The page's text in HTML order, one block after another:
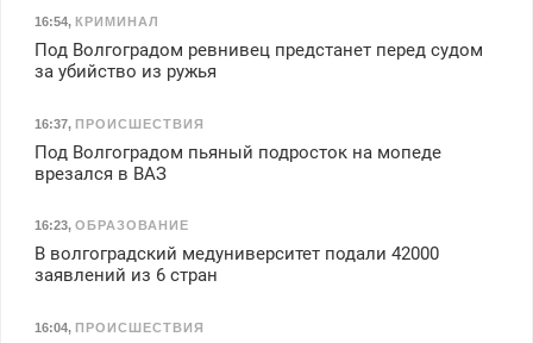
16:54, КРИМИНАЛ
Под Волгоградом ревнивец предстанет перед судом
за убийство из ружья
16:37, ПРОИСШЕСТВИЯ
Под Волгоградом пьяный подросток на мопеде
врезался в ВАЗ
16:23, ОБРАЗОВАНИЕ
В волгоградский медуниверситет подали 42000
заявлений из 6 стран
16:04, ПРОИСШЕСТВИЯ